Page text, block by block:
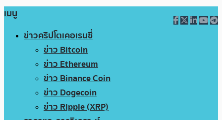
เมนู
ข่าวคริปโตเคอเรนซี่
ข่าว Bitcoin
ข่าว Ethereum
ข่าว Binance Coin
ข่าว Dogecoin
ข่าว Ripple (XRP)